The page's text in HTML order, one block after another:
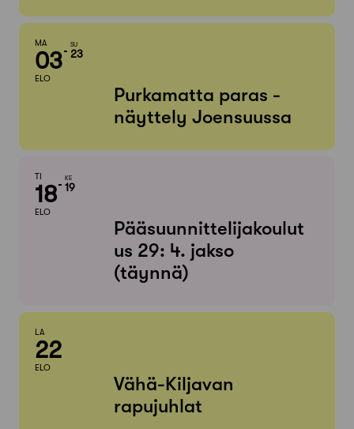
MA
03
ELO
SU
23
Purkamatta paras -
näyttely Joensuussa
TI
18
ELO
KE
19
Pääsuunnittelijakoulut
us 29: 4. jakso
(täynnä)
LA
22
ELO
Vähä-Kiljavan
rapujuhlat